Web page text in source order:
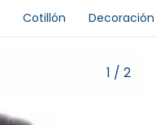
Cotillón
1 / 2